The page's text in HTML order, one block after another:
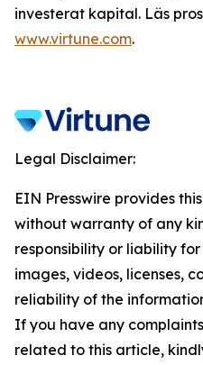
investerat kapital. Läs
www.virtune.com.
Legal Disclaimer:
EIN Presswire provides
without warranty of any
responsibility or liability
images, videos, licenses,
reliability of the
If you have any
related to this article,